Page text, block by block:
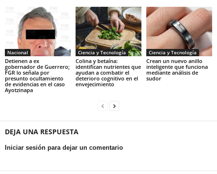
Nacional
Detienen a ex
gobernador de Guerrero;
FGR lo señala por
presunto ocultamiento
de evidencias en el caso
Ayotzinapa
Ciencia y Tecnología
Colina y betaína:
identifican nutrientes que
ayudan a combatir el
deterioro cognitivo en el
envejecimiento
Ciencia y Tecnología
Crean un nuevo anillo
inteligente que funciona
mediante análisis de
sudor
DEJA UNA RESPUESTA
Iniciar sesión para dejar un comentario